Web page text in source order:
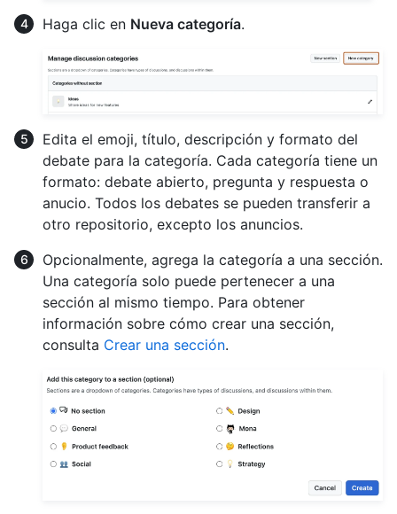
Haga clic en Nueva categoría.
Edita el emoji, título, descripción y formato del
debate para la categoría. Cada categoría tiene un
formato: debate abierto, pregunta y respuesta o
anucio. Todos los debates se pueden transferir a
otro repositorio, excepto los anuncios.
Opcionalmente, agrega la categoría a una sección.
Una categoría solo puede pertenecer a una
sección al mismo tiempo. Para obtener
información sobre cómo crear una sección,
consulta Crear una sección.